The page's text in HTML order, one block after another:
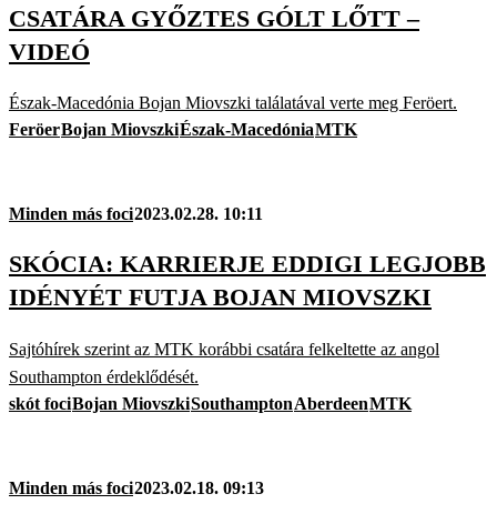
CSATÁRA GYŐZTES GÓLT LŐTT –
VIDEÓ
Észak-Macedónia Bojan Miovszki találatával verte meg Feröert.
FeröerBojan MiovszkiÉszak-MacedóniaMTK
Minden más foci2023.02.28. 10:11
SKÓCIA: KARRIERJE EDDIGI LEGJOBB
IDÉNYÉT FUTJA BOJAN MIOVSZKI
Sajtóhírek szerint az MTK korábbi csatára felkeltette az angol
Southampton érdeklődését.
skót fociBojan MiovszkiSouthamptonAberdeenMTK
Minden más foci2023.02.18. 09:13